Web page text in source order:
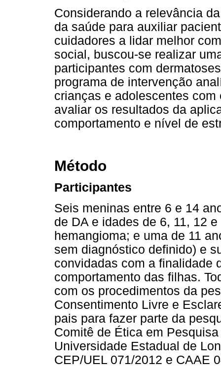
Considerando a relevância
da saúde para auxiliar
cuidadores a lidar melhor
social, buscou-se realizar
participantes com
programa de intervenção
crianças e adolescentes
avaliar os resultados da
comportamento e nível de
Método
Participantes
Seis meninas entre 6 e 14
de DA e idades de 6, 11, 12
hemangioma; e uma de 11
sem diagnóstico definido) e
convidadas com a finalidade
comportamento das filhas.
com os procedimentos da
Consentimento Livre e
pais para fazer parte da
Comitê de Ética em
Universidade Estadual de
CEP/UEL 071/2012 e CAAE